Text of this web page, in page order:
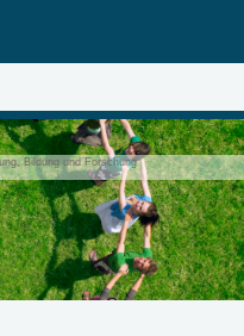
Bildung und Forschung